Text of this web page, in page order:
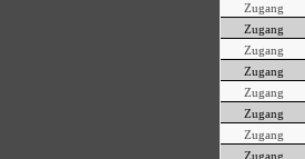
Zugang
Zugang
Zugang
Zugang
Zugang
Zugang
Zugang
Zugang